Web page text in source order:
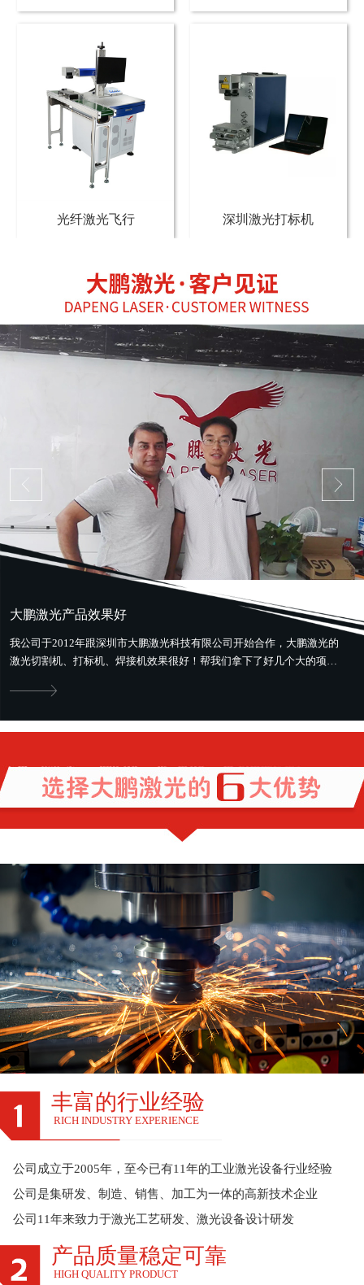
光纤激光飞行 深圳激光打标机
大鹏激光产品效果好
我公司于2012年跟深圳市大鹏激光科技有限公司开始合作，大鹏激光的
激光切割机、打标机、焊接机效果很好！帮我们拿下了好几个大的项
丰富的行业经验
RICH INDUSTRY EXPERIENCE
公司成立于2005年，至今已有11年的工业激光设备行业经验
公司是集研发、制造、销售、加工为一体的高新技术企业
公司11年来致力于激光工艺研发、激光设备设计研发
产品质量稳定可靠
HIGH QUALITY PRODUCT